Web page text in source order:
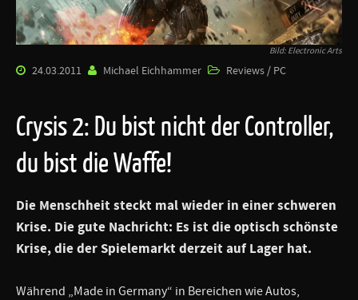
Bild: Electronic Arts
24.03.2011 Michael Eichhammer Reviews / PC
Crysis 2: Du bist nicht der Controller,
du bist die Waffe!
Die Menschheit steckt mal wieder in einer schweren
Krise. Die gute Nachricht: Es ist die optisch schönste
Krise, die der Spielemarkt derzeit auf Lager hat.
Während „Made in Germany“ in Bereichen wie Autos,